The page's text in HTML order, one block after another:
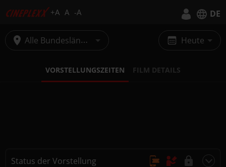
+A A -A DE
Deutsch
Alle Bundesländer Heute
VORSTELLUNGSZEITEN FILM DETAILS
Status der Vorstellung